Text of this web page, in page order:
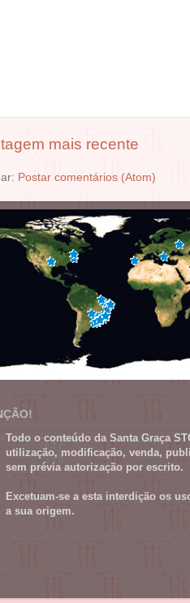
mais recente
Postar comentários (Atom)
Todo o conteúdo da Santa Graça
utilização, modificação, venda,
sem prévia autorização por escrito.
Excetuam-se a esta interdição os
a sua origem.